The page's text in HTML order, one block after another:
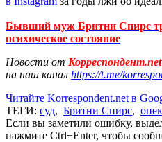
Бывший муж Бритни Спирс
психическое состояние
Новости от Корреспондент.net
на наш канал https://t.me/
Читайте Korrespondent.net в
ТЕГИ: суд, Бритни Спирс,
Если вы заметили ошибку,
нажмите Ctrl+Enter, чтобы